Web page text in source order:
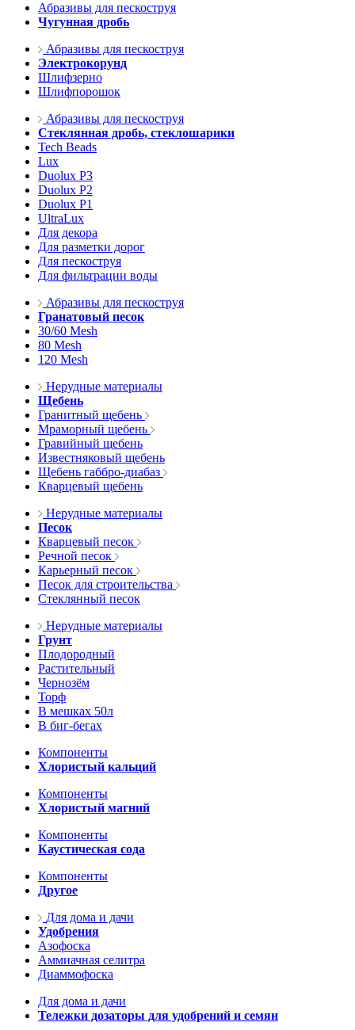
Абразивы для пескоструя
Чугунная дробь
Абразивы для пескоструя
Электрокорунд
Шлифзерно
Шлифпорошок
Абразивы для пескоструя
Стеклянная дробь, стеклошарики
Tech Beads
Lux
Duolux P3
Duolux P2
Duolux P1
UltraLux
Для декора
Для разметки дорог
Для пескоструя
Для фильтрации воды
Абразивы для пескоструя
Гранатовый песок
30/60 Mesh
80 Mesh
120 Mesh
Нерудные материалы
Щебень
Гранитный щебень
Мраморный щебень
Гравийный щебень
Известняковый щебень
Щебень габбро-диабаз
Кварцевый щебень
Нерудные материалы
Песок
Кварцевый песок
Речной песок
Карьерный песок
Песок для строительства
Стеклянный песок
Нерудные материалы
Грунт
Плодородный
Растительный
Чернозём
Торф
В мешках 50л
В биг-бегах
Компоненты
Хлористый кальций
Компоненты
Хлористый магний
Компоненты
Каустическая сода
Компоненты
Другое
Для дома и дачи
Удобрения
Азофоска
Аммиачная селитра
Диаммофоска
Для дома и дачи
Тележки дозаторы для удобрений и семян